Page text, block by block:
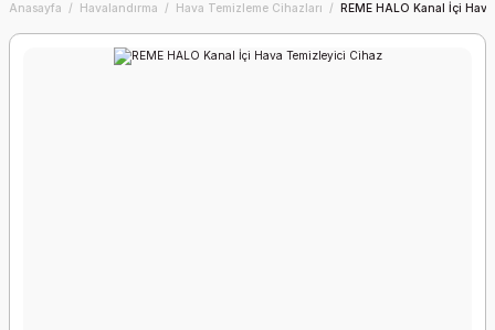
Anasayfa Havalandırma Hava Temizleme Cihazları REME HALO Kanal İçi